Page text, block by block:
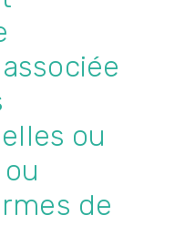
ou
de